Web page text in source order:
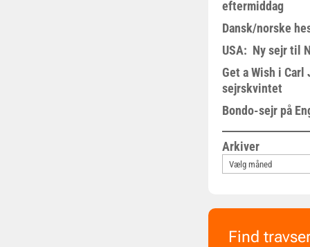
eftermiddag
Dansk/norske
USA: Ny sejr til
Get a Wish i Carl
sejrskvintet
Bondo-sejr på
Arkiver
Find